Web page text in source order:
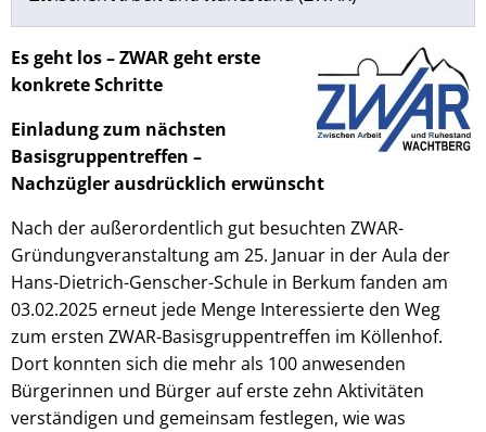
Es geht los – ZWAR geht erste
konkrete Schritte
Einladung zum nächsten
Basisgruppentreffen –
Nachzügler ausdrücklich erwünscht
Nach der außerordentlich gut besuchten ZWAR-
Gründungveranstaltung am 25. Januar in der Aula der
Hans-Dietrich-Genscher-Schule in Berkum fanden am
03.02.2025 erneut jede Menge Interessierte den Weg
zum ersten ZWAR-Basisgruppentreffen im Köllenhof.
Dort konnten sich die mehr als 100 anwesenden
Bürgerinnen und Bürger auf erste zehn Aktivitäten
verständigen und gemeinsam festlegen, wie was